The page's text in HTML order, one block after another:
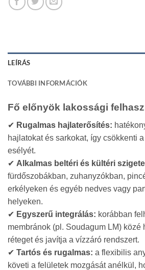
LEÍRÁS
TOVÁBBI INFORMÁCIÓK
Fő előnyök lakossági
✔ Rugalmas hajlaterősítés:
hajlatokat és sarkokat, így csökkenti
esélyét.
✔ Alkalmas beltéri és kültéri
fürdőszobákban, zuhanyzókban,
erkélyeken és egyéb nedves vagy
helyeken.
✔ Egyszerű integrálás: korábban
membránok (pl. Soudagum LM) közé
réteget és javítja a vízzáró rendszert.
✔ Tartós és rugalmas: a flexibilis
követi a felületek mozgását anélkül,